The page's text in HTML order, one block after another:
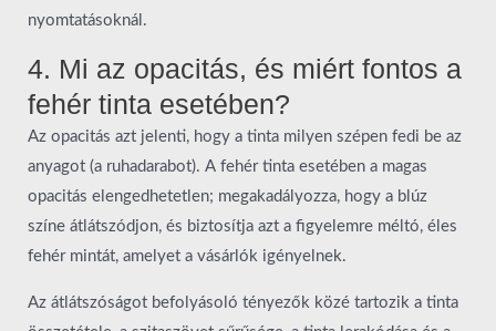
nyomtatásoknál.
4. Mi az opacitás, és miért fontos a
fehér tinta esetében?
Az opacitás azt jelenti, hogy a tinta milyen szépen fedi be az
anyagot (a ruhadarabot). A fehér tinta esetében a magas
opacitás elengedhetetlen; megakadályozza, hogy a blúz
színe átlátszódjon, és biztosítja azt a figyelemre méltó, éles
fehér mintát, amelyet a vásárlók igényelnek.
Az átlátszóságot befolyásoló tényezők közé tartozik a tinta